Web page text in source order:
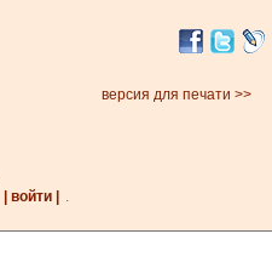
версия для печати >>
| войти |
.